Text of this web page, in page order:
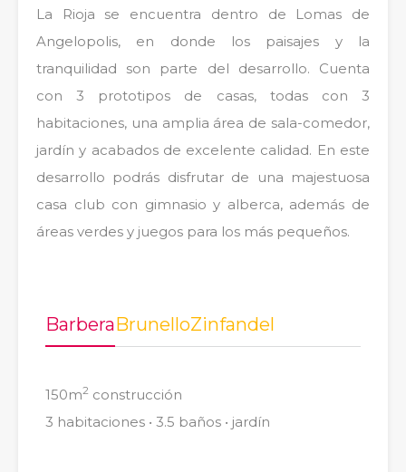
La Rioja se encuentra dentro de Lomas de
Angelopolis, en donde los paisajes y la
tranquilidad son parte del desarrollo. Cuenta
con 3 prototipos de casas, todas con 3
habitaciones, una amplia área de sala-comedor,
jardín y acabados de excelente calidad. En este
desarrollo podrás disfrutar de una majestuosa
casa club con gimnasio y alberca, además de
áreas verdes y juegos para los más pequeños.
BarberaBrunelloZinfandel
150m2 construcción
3 habitaciones • 3.5 baños • jardín